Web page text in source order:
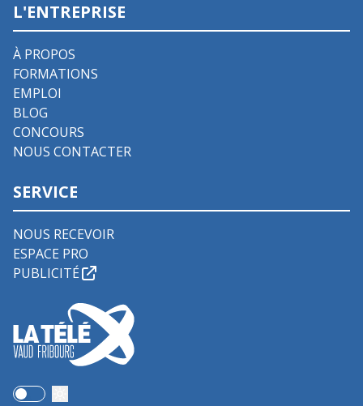
L'ENTREPRISE
À PROPOS
FORMATIONS
EMPLOI
BLOG
CONCOURS
NOUS CONTACTER
SERVICE
NOUS RECEVOIR
ESPACE PRO
PUBLICITÉ
Use setting